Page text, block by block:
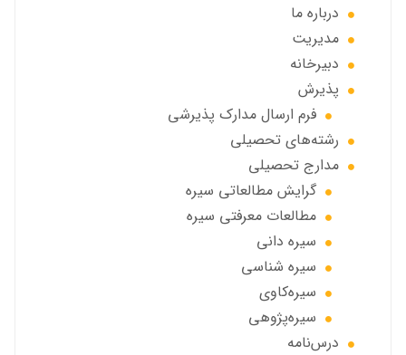
درباره ما
مديريت
دبيرخانه
پذيرش
فرم ارسال مدارك پذيرشى
رشته‌هاي تحصيلي
مدارج تحصیلی
گرايش مطالعاتي سیره
مطالعات معرفتی سیره
سیره دانی
سیره شناسی
سیره‌کاوی
سیره‌پژوهی
درس‌نامه